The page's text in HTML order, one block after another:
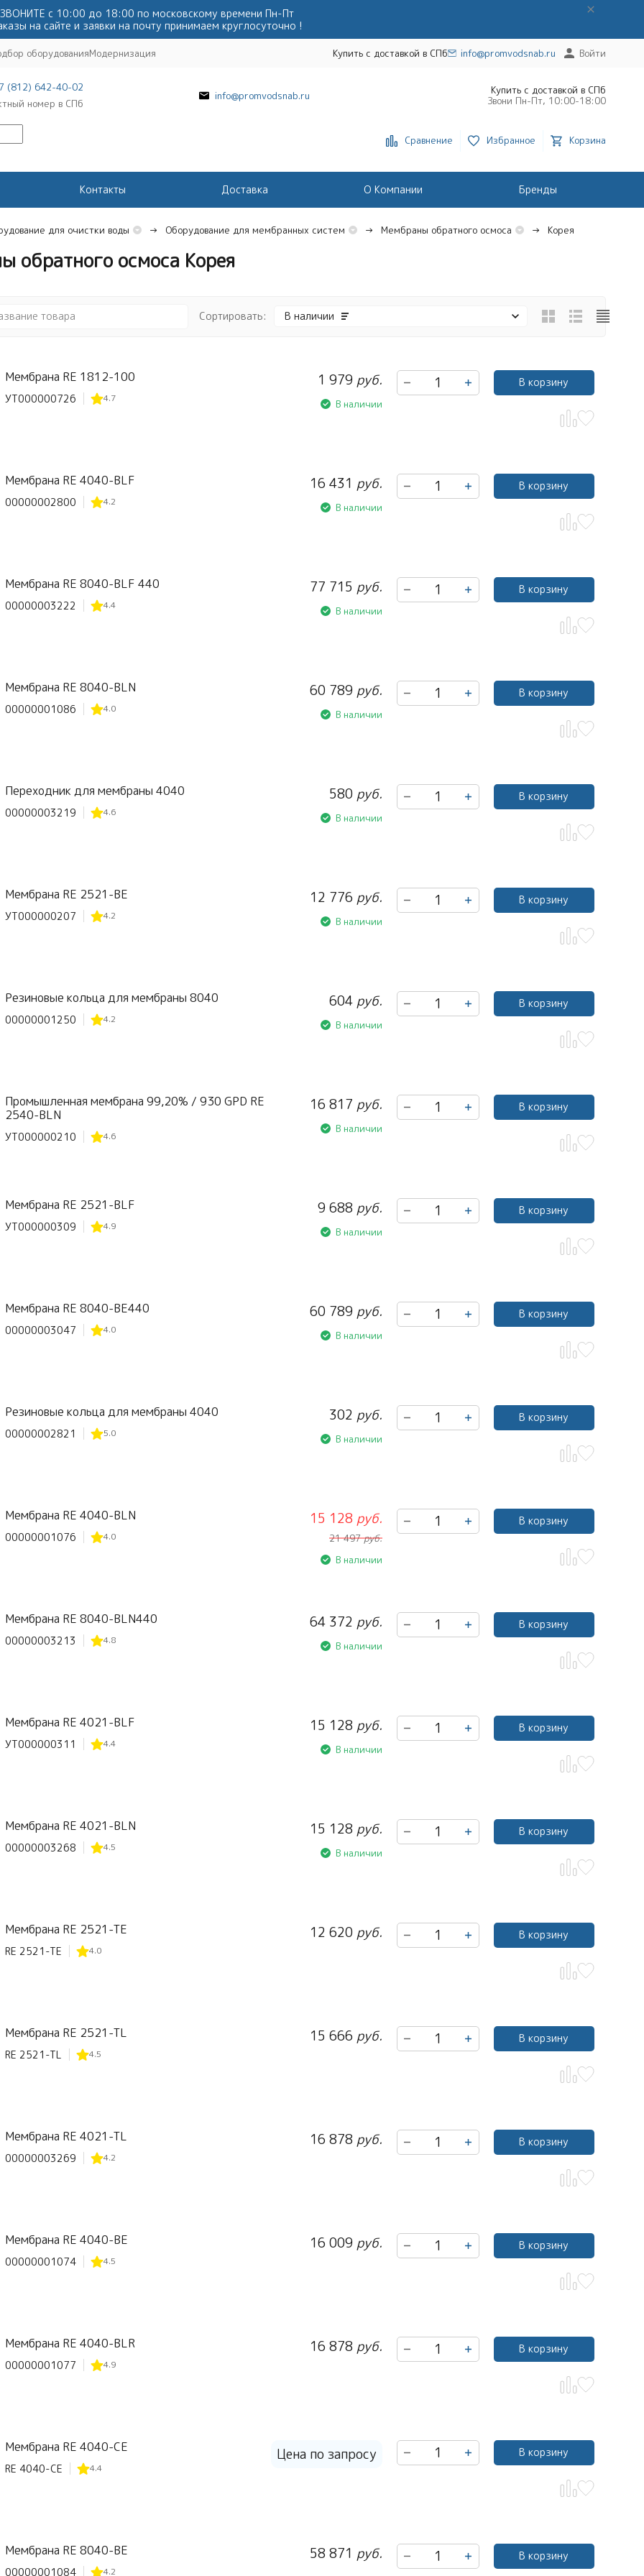
ЗВОНИТЕ с 10:00 до 18:00 по московскому времени Пн-Пт
на сайте и заявки на почту принимаем круглосуточно !
оборудованияМодернизация Купить с доставкой в СПб info@promvodsnab.ru Войти
(812) 642-40-02
номер в СПб
info@promvodsnab.ru
Купить с доставкой в СПб
Звони Пн-Пт, 10:00-18:00
Сравнение Избранное Корзина
Контакты Доставка О Компании Бренды
для очистки воды Оборудование для мембранных систем Мембраны обратного осмоса Корея
обратного осмоса Корея
Сортировать: В наличии
Мембрана RE 1812-100
УТ000000726 4.7
1 979 руб.
В наличии
В корзину
Мембрана RE 4040-BLF
00000002800 4.2
16 431 руб.
В наличии
В корзину
Мембрана RE 8040-BLF 440
00000003222 4.4
77 715 руб.
В наличии
В корзину
Мембрана RE 8040-BLN
00000001086 4.0
60 789 руб.
В наличии
В корзину
Переходник для мембраны 4040
00000003219 4.6
580 руб.
В наличии
В корзину
Мембрана RE 2521-BE
УТ000000207 4.2
12 776 руб.
В наличии
В корзину
Резиновые кольца для мембраны 8040
00000001250 4.2
604 руб.
В наличии
В корзину
Промышленная мембрана 99,20% / 930 GPD RE
2540-BLN
УТ000000210 4.6
16 817 руб.
В наличии
В корзину
Мембрана RE 2521-BLF
УТ000000309 4.9
9 688 руб.
В наличии
В корзину
Мембрана RE 8040-BE440
00000003047 4.0
60 789 руб.
В наличии
В корзину
Резиновые кольца для мембраны 4040
00000002821 5.0
302 руб.
В наличии
В корзину
Мембрана RE 4040-BLN
00000001076 4.0
15 128 руб.
21 497 руб.
В наличии
В корзину
Мембрана RE 8040-BLN440
00000003213 4.8
64 372 руб.
В наличии
В корзину
Мембрана RE 4021-BLF
УТ000000311 4.4
15 128 руб.
В наличии
В корзину
Мембрана RE 4021-BLN
00000003268 4.5
15 128 руб.
В наличии
В корзину
Мембрана RE 2521-TE
RE 2521-TE 4.0
12 620 руб. В корзину
Мембрана RE 2521-TL
RE 2521-TL 4.5
15 666 руб. В корзину
Мембрана RE 4021-TL
00000003269 4.2
16 878 руб. В корзину
Мембрана RE 4040-BE
00000001074 4.5
16 009 руб. В корзину
Мембрана RE 4040-BLR
00000001077 4.9
16 878 руб. В корзину
Мембрана RE 4040-CE
RE 4040-CE 4.4
Цена по запросу В корзину
Мембрана RE 8040-BE
00000001084 4.2
58 871 руб. В корзину